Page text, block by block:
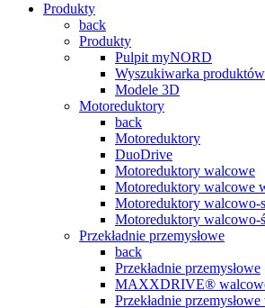
Produkty
back
Produkty
Pulpit myNORD
Wyszukiwarka produktów
Modele 3D
Motoreduktory
back
Motoreduktory
DuoDrive
Motoreduktory walcowe
Motoreduktory walcowe
Motoreduktory walcowo-
Motoreduktory walcowo-
Przekładnie przemysłowe
back
Przekładnie przemysłowe
MAXXDRIVE®
Przekładnie